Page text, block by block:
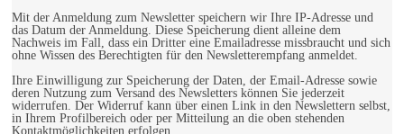
Mit der Anmeldung zum Newsletter speichern wir Ihre IP-Adresse und
das Datum der Anmeldung. Diese Speicherung dient alleine dem
Nachweis im Fall, dass ein Dritter eine Emailadresse missbraucht und sich
ohne Wissen des Berechtigten für den Newsletterempfang anmeldet.
Ihre Einwilligung zur Speicherung der Daten, der Email-Adresse sowie
deren Nutzung zum Versand des Newsletters können Sie jederzeit
widerrufen. Der Widerruf kann über einen Link in den Newslettern selbst,
in Ihrem Profilbereich oder per Mitteilung an die oben stehenden
Kontaktmöglichkeiten erfolgen.